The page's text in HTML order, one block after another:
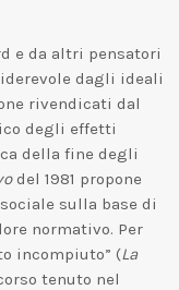
e da altri pensatori
dagli ideali
rivendicati dal
degli effetti
della fine degli
del 1981 propone
sulla base di
normativo. Per
incompiuto” (La
tenuto nel